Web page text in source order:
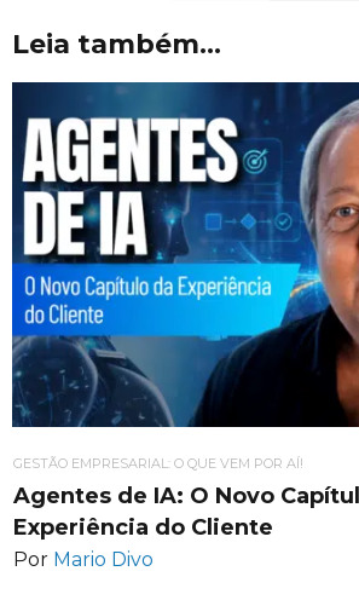
Leia também...
GESTÃO EMPRESARIAL: O QUE VEM POR AÍ!
Agentes de IA: O Novo
Experiência do Cliente
Por Mario Divo